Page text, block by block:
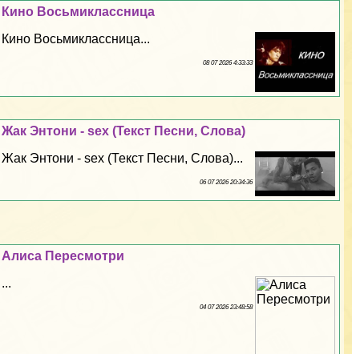
Кино Восьмиклассница
Кино Восьмиклассница...
08 07 2026 4:33:33
Жак Энтони - sех (Текст Песни, Слова)
Жак Энтони - sех (Текст Песни, Слова)...
06 07 2026 20:34:36
Алиса Пересмотри
...
04 07 2026 23:48:58